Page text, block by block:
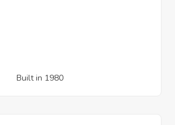
Built in 1980